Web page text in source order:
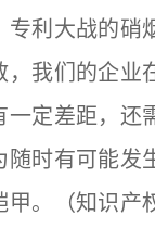
专利大战的硝
，我们的企业
一定差距，还
随时有可能发
甲。（知识